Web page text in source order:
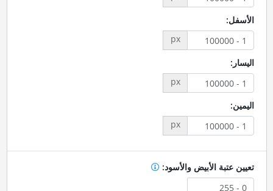
الأسفل:
px
اليسار:
px
اليمين:
px
تعيين عتبة الأبيض والأسود: